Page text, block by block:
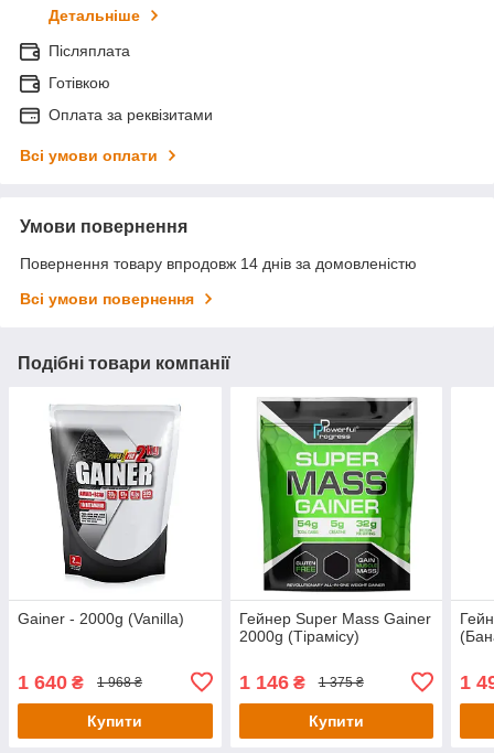
Детальніше
Післяплата
Готівкою
Оплата за реквізитами
Всі умови оплати
Умови повернення
Повернення товару впродовж 14 днів за домовленістю
Всі умови повернення
Подібні товари компанії
Gainer - 2000g (Vanilla)
1 640 ₴ 1 968 ₴
Купити
Гейнер Super Mass Gainer
2000g (Тірамісу)
1 146₴ 1 375 ₴
Купити
1